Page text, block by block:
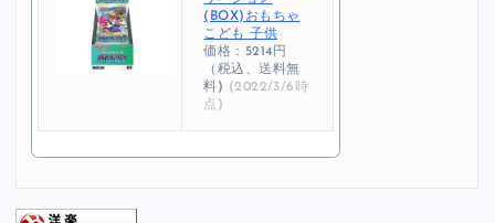
(BOX)おもちゃ
こども 子供
価格：5214円
（税込、送料無
料) (2022/3/6時
点)